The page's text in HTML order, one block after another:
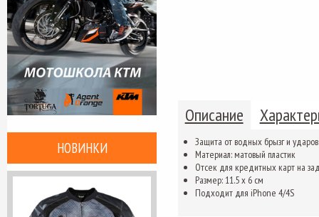
НОВИНКИ
Описание
Защита от водных брызг и ударов
Материал: матовый пластик
Отсек для кредитных карт на
Размер: 11.5х 6 см
Подходит для iPhone 4/4S